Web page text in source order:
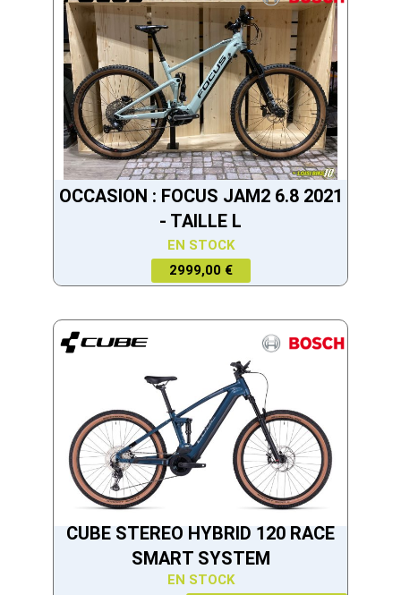
OCCASION : FOCUS JAM2 6.8 2021
- TAILLE L
EN STOCK
2999,00 €
CUBE STEREO HYBRID 120 RACE
SMART SYSTEM
EN STOCK